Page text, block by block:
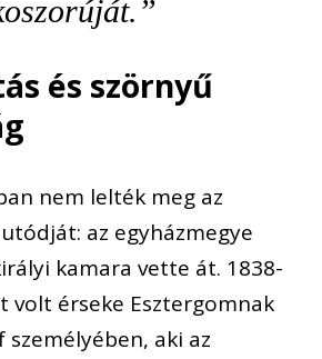
és szörnyű
nem lelték meg az
az egyházmegye
kamara vette át. 1838-
volt érseke Esztergomnak
személyében, aki az